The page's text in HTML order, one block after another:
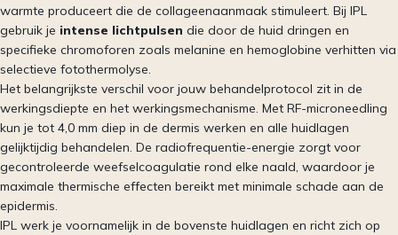
warmte produceert die de collageenaanmaak stimuleert. Bij IPL
gebruik je intense lichtpulsen die door de huid dringen en
specifieke chromoforen zoals melanine en hemoglobine verhitten via
selectieve fotothermolyse.
Het belangrijkste verschil voor jouw behandelprotocol zit in de
werkingsdiepte en het werkingsmechanisme. Met RF-microneedling
kun je tot 4,0 mm diep in de dermis werken en alle huidlagen
gelijktijdig behandelen. De radiofrequentie-energie zorgt voor
gecontroleerde weefselcoagulatie rond elke naald, waardoor je
maximale thermische effecten bereikt met minimale schade aan de
epidermis.
IPL werk je voornamelijk in de bovenste huidlagen en richt zich op